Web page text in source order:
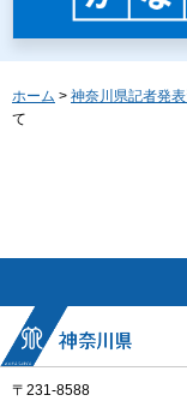
ホーム > 神奈川県記者発
て
〒231-8588